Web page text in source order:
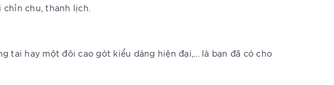
chu, thanh lịch.
tai hay một đôi cao gót kiểu dáng hiện đại,... là bạn đã có cho